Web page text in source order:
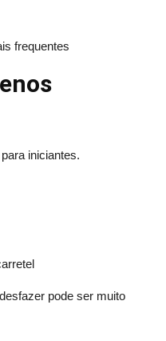
frequentes
iniciantes.
pode ser muito